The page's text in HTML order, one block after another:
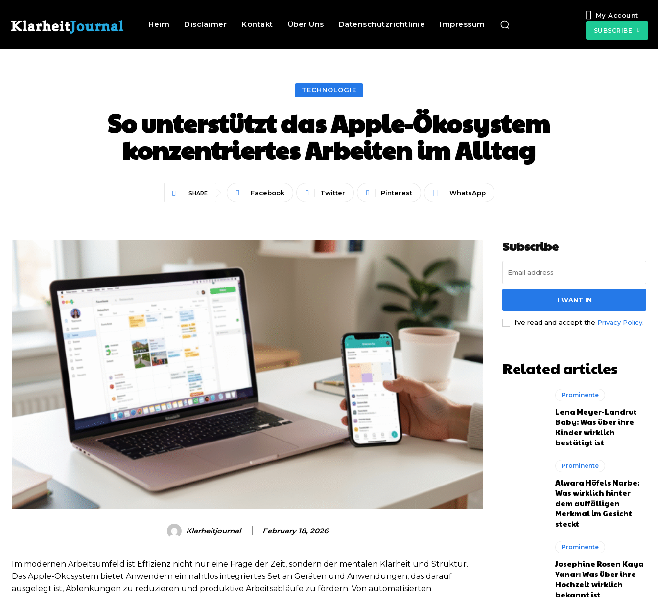
Heim Disclaimer Kontakt Über Uns Datenschutzrichtlinie Impressum
My Account
SUBSCRIBE
TECHNOLOGIE
So unterstützt das Apple-Ökosystem
konzentriertes Arbeiten im Alltag
SHARE Facebook Twitter Pinterest WhatsApp
Klarheitjournal February 18, 2026
Im modernen Arbeitsumfeld ist Effizienz nicht nur eine Frage der Zeit, sondern der mentalen Klarheit und Struktur.
Das Apple-Ökosystem bietet Anwendern ein nahtlos integriertes Set an Geräten und Anwendungen, das darauf
ausgelegt ist, Ablenkungen zu reduzieren und produktive Arbeitsabläufe zu fördern. Von automatisierten
Subscribe
I WANT IN
I've read and accept the Privacy Policy.
Related articles
Prominente
Lena Meyer-Landrut
Baby: Was über ihre
Kinder wirklich
bestätigt ist
Prominente
Alwara Höfels Narbe:
Was wirklich hinter
dem auffälligen
Merkmal im Gesicht
steckt
Prominente
Josephine Rosen Kaya
Yanar: Was über ihre
Hochzeit wirklich
bekannt ist